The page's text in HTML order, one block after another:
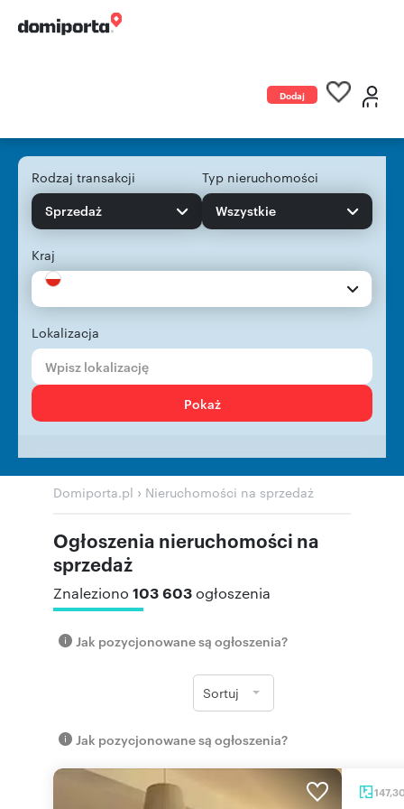
Dodaj
Rodzaj transakcji
Sprzedaż
Typ nieruchomości
Wszystkie
Kraj
Lokalizacja
Pokaż
Domiporta.pl › Nieruchomości na sprzedaż
Ogłoszenia nieruchomości na
sprzedaż
Znaleziono 103 603ogłoszenia
Jak pozycjonowane są ogłoszenia?
Sortuj
Jak pozycjonowane są ogłoszenia?